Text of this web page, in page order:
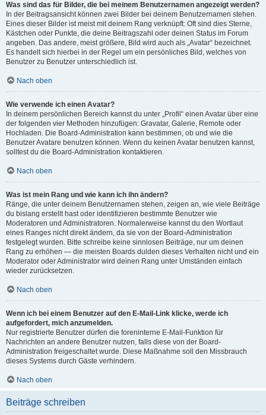
Was sind das für Bilder, die bei meinem Benutzernamen angezeigt werden?
In der Beitragsansicht können zwei Bilder bei deinem Benutzernamen stehen.
Eines dieser Bilder ist meist mit deinem Rang verknüpft: Oft sind dies Sterne,
Kästchen oder Punkte, die deine Beitragszahl oder deinen Status im Forum
angeben. Das andere, meist größere, Bild wird auch als „Avatar“ bezeichnet.
Es handelt sich hierbei in der Regel um ein persönliches Bild, welches von
Benutzer zu Benutzer unterschiedlich ist.
Nach oben
Wie verwende ich einen Avatar?
In deinem persönlichen Bereich kannst du unter „Profil“ einen Avatar über eine
der folgenden vier Methoden hinzufügen: Gravatar, Galerie, Remote oder
Hochladen. Die Board-Administration kann bestimmen, ob und wie die
Benutzer Avatare benutzen können. Wenn du keinen Avatar benutzen kannst,
solltest du die Board-Administration kontaktieren.
Nach oben
Was ist mein Rang und wie kann ich ihn ändern?
Ränge, die unter deinem Benutzernamen stehen, zeigen an, wie viele Beiträge
du bislang erstellt hast oder identifizieren bestimmte Benutzer wie
Moderatoren und Administratoren. Normalerweise kannst du den Wortlaut
eines Ranges nicht direkt ändern, da sie von der Board-Administration
festgelegt wurden. Bitte schreibe keine sinnlosen Beiträge, nur um deinen
Rang zu erhöhen — die meisten Boards dulden dieses Verhalten nicht und ein
Moderator oder Administrator wird deinen Rang unter Umständen einfach
wieder zurücksetzen.
Nach oben
Wenn ich bei einem Benutzer auf den E-Mail-Link klicke, werde ich
aufgefordert, mich anzumelden.
Nur registrierte Benutzer dürfen die foreninterne E-Mail-Funktion für
Nachrichten an andere Benutzer nutzen, falls diese von der Board-
Administration freigeschaltet wurde. Diese Maßnahme soll den Missbrauch
dieses Systems durch Gäste verhindern.
Nach oben
Beiträge schreiben